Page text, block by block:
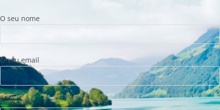
O seu nome
O seu email
Telefone